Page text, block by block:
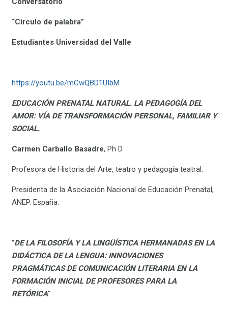
“Círculo de palabra”
Estudiantes Universidad del Valle
https://youtu.be/mCwQBD1UIbM
EDUCACIÓN PRENATAL NATURAL. LA PEDAGOGÍA DEL
AMOR: VÍA DE TRANSFORMACIÓN PERSONAL, FAMILIAR Y
SOCIAL.
Carmen Carballo Basadre, Ph D
Profesora de Historia del Arte, teatro y pedagogía teatral.
Presidenta de la Asociación Nacional de Educación Prenatal,
ANEP. España.
“DE LA FILOSOFÍA Y LA LINGÜÍSTICA HERMANADAS EN LA
DIDÁCTICA DE LA LENGUA: INNOVACIONES
PRAGMÁTICAS DE COMUNICACIÓN LITERARIA EN LA
FORMACIÓN INICIAL DE PROFESORES PARA LA
RETÓRICA”